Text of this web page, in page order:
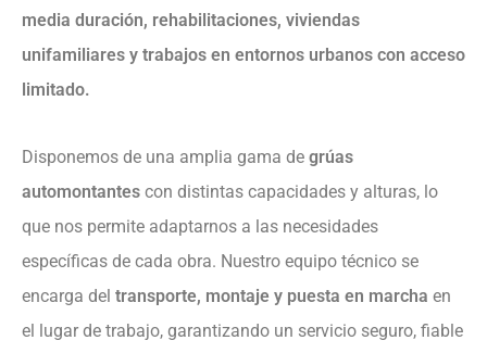
media duración, rehabilitaciones, viviendas
unifamiliares y trabajos en entornos urbanos con acceso
limitado.
Disponemos de una amplia gama de grúas
automontantes con distintas capacidades y alturas, lo
que nos permite adaptarnos a las necesidades
específicas de cada obra. Nuestro equipo técnico se
encarga del transporte, montaje y puesta en marcha en
el lugar de trabajo, garantizando un servicio seguro, fiable